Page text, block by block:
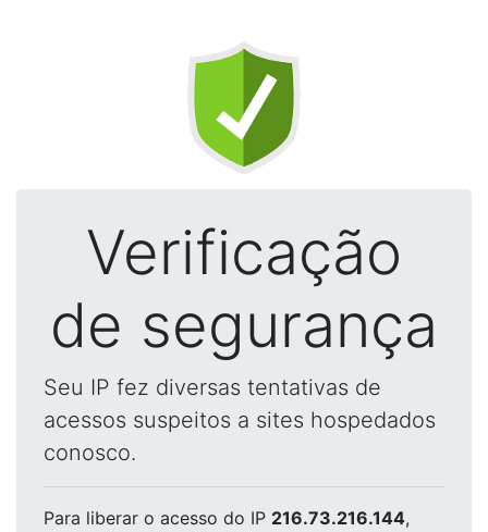
Verificação
de segurança
Seu IP fez diversas tentativas de
acessos suspeitos a sites hospedados
conosco.
Para liberar o acesso do IP 216.73.216.144,